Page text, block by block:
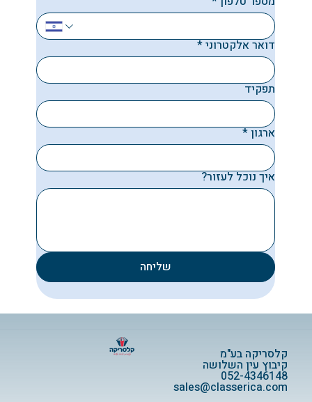
דואר אלקטרוני*
תפקיד
ארגון*
איך נוכל לעזור?
שליחה
קלסריקה בע"מ
קיבוץ עין השלושה
052-4346148
sales@classerica.com